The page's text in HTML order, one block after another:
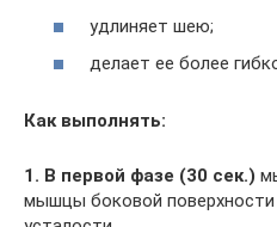
удлиняет шею;
делает ее более
Как выполнять:
1. В первой фазе (30 сек.)
мышцы боковой